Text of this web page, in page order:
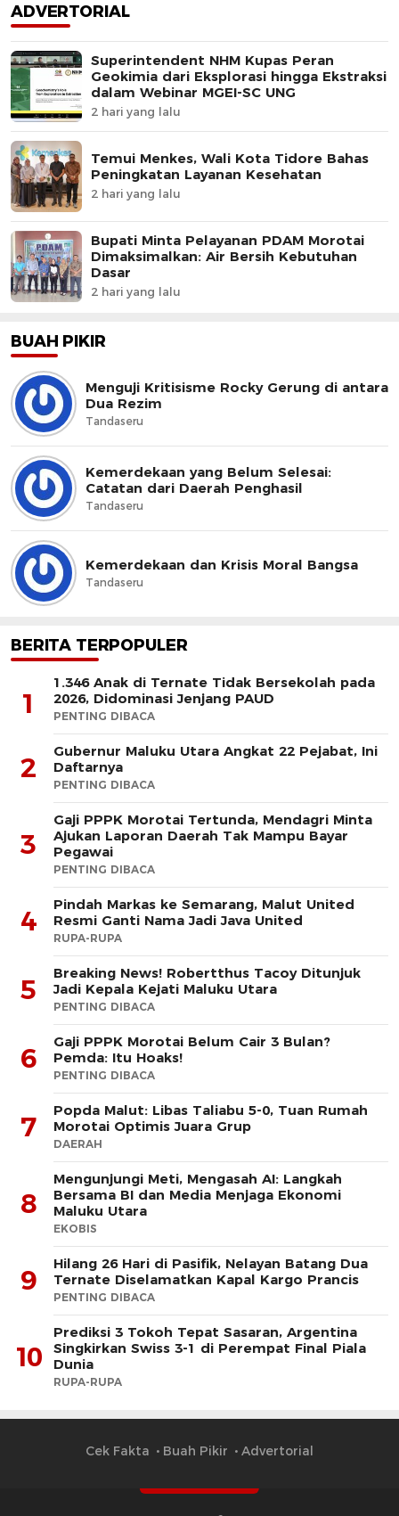
ADVERTORIAL
Superintendent NHM Kupas Peran
Geokimia dari Eksplorasi hingga Ekstraksi
dalam Webinar MGEI-SC UNG
2 hari yang lalu
Temui Menkes, Wali Kota Tidore Bahas
Peningkatan Layanan Kesehatan
2 hari yang lalu
Bupati Minta Pelayanan PDAM Morotai
Dimaksimalkan: Air Bersih Kebutuhan
Dasar
2 hari yang lalu
BUAH PIKIR
Menguji Kritisisme Rocky Gerung di antara
Dua Rezim
Tandaseru
Kemerdekaan yang Belum Selesai:
Catatan dari Daerah Penghasil
Tandaseru
Kemerdekaan dan Krisis Moral Bangsa
Tandaseru
BERITA TERPOPULER
1
1.346 Anak di Ternate Tidak Bersekolah pada
2026, Didominasi Jenjang PAUD
PENTING DIBACA
2
Gubernur Maluku Utara Angkat 22 Pejabat, Ini
Daftarnya
PENTING DIBACA
3
Gaji PPPK Morotai Tertunda, Mendagri Minta
Ajukan Laporan Daerah Tak Mampu Bayar
Pegawai
PENTING DIBACA
4
Pindah Markas ke Semarang, Malut United
Resmi Ganti Nama Jadi Java United
RUPA-RUPA
5
Breaking News! Robertthus Tacoy Ditunjuk
Jadi Kepala Kejati Maluku Utara
PENTING DIBACA
6
Gaji PPPK Morotai Belum Cair 3 Bulan?
Pemda: Itu Hoaks!
PENTING DIBACA
7
Popda Malut: Libas Taliabu 5-0, Tuan Rumah
Morotai Optimis Juara Grup
DAERAH
8
Mengunjungi Meti, Mengasah AI: Langkah
Bersama BI dan Media Menjaga Ekonomi
Maluku Utara
EKOBIS
9
Hilang 26 Hari di Pasifik, Nelayan Batang Dua
Ternate Diselamatkan Kapal Kargo Prancis
PENTING DIBACA
10
Prediksi 3 Tokoh Tepat Sasaran, Argentina
Singkirkan Swiss 3-1 di Perempat Final Piala
Dunia
RUPA-RUPA
Cek Fakta Buah Pikir Advertorial